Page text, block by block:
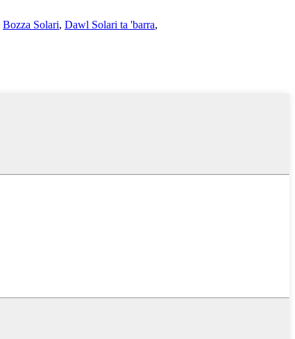
Bozza Solari, Dawl Solari ta 'barra,